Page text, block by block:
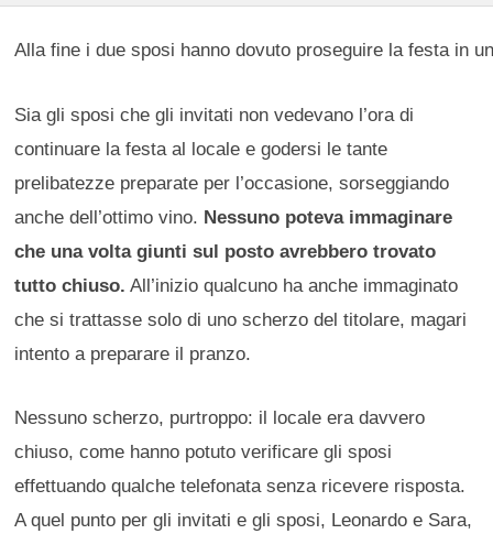
Alla fine i due sposi hanno dovuto proseguire la festa in
Sia gli sposi che gli invitati non vedevano l’ora di
continuare la festa al locale e godersi le tante
prelibatezze preparate per l’occasione, sorseggiando
anche dell’ottimo vino. Nessuno poteva immaginare
che una volta giunti sul posto avrebbero trovato
tutto chiuso. All’inizio qualcuno ha anche immaginato
che si trattasse solo di uno scherzo del titolare, magari
intento a preparare il pranzo.
Nessuno scherzo, purtroppo: il locale era davvero
chiuso, come hanno potuto verificare gli sposi
effettuando qualche telefonata senza ricevere risposta.
A quel punto per gli invitati e gli sposi, Leonardo e Sara,